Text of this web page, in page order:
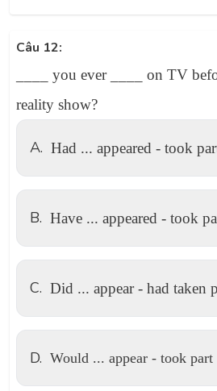
Câu 12:
____ you ever ____ on TV
reality show?
A. Had ... appeared - took
B. Have ... appeared - took
C. Did ... appear - had taken
D. Would ... appear - took part